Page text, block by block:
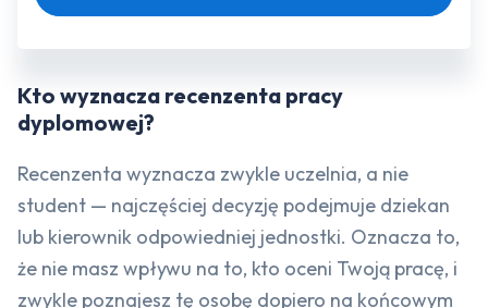
Kto wyznacza recenzenta pracy
dyplomowej?
Recenzenta wyznacza zwykle uczelnia, a nie
student — najczęściej decyzję podejmuje dziekan
lub kierownik odpowiedniej jednostki. Oznacza to,
że nie masz wpływu na to, kto oceni Twoją pracę, i
zwykle poznajesz tę osobę dopiero na końcowym